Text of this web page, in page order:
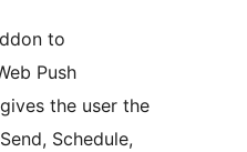
to
Push
the user the
Schedule,